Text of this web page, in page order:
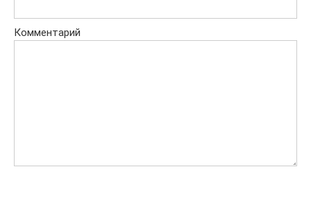
Комментарий